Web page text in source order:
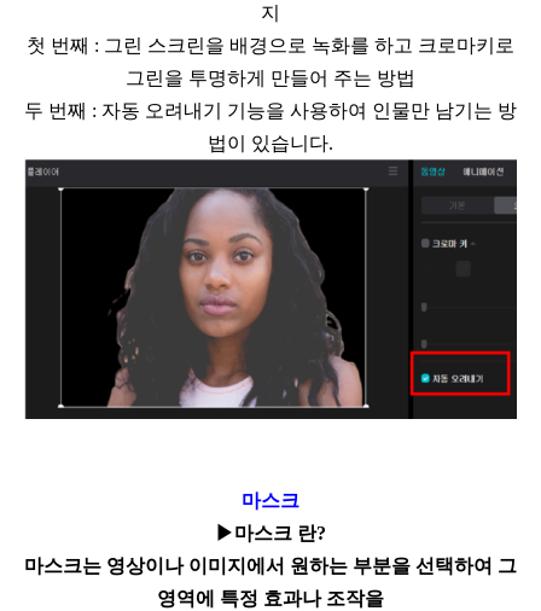
지
첫 번째 : 그린 스크린을 배경으로 녹화를 하고 크로마키로
그린을 투명하게 만들어 주는 방법
두 번째 : 자동 오려내기 기능을 사용하여 인물만 남기는 방
법이 있습니다.
마스크
▶마스크 란?
마스크는 영상이나 이미지에서 원하는 부분을 선택하여 그
영역에 특정 효과나 조작을